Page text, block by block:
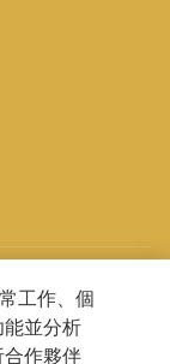
reserved.
工作、個
並分析
作夥伴